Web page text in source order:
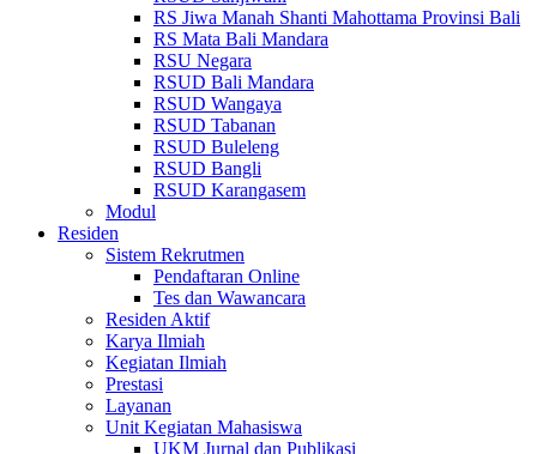
RS Jiwa Manah Shanti Mahottama Provinsi Bali
RS Mata Bali Mandara
RSU Negara
RSUD Bali Mandara
RSUD Wangaya
RSUD Tabanan
RSUD Buleleng
RSUD Bangli
RSUD Karangasem
Modul
Residen
Sistem Rekrutmen
Pendaftaran Online
Tes dan Wawancara
Residen Aktif
Karya Ilmiah
Kegiatan Ilmiah
Prestasi
Layanan
Unit Kegiatan Mahasiswa
UKM Jurnal dan Publikasi